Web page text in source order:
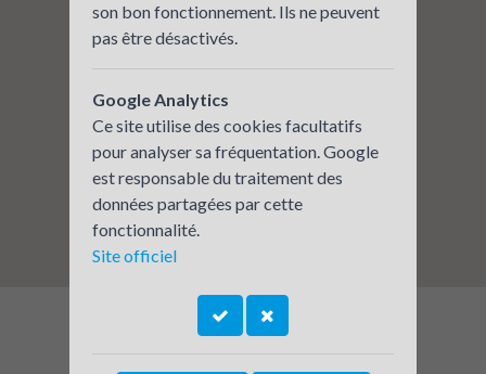
son bon fonctionnement. Ils ne peuvent
pas être désactivés.
Google Analytics
Ce site utilise des cookies facultatifs
pour analyser sa fréquentation. Google
est responsable du traitement des
données partagées par cette
fonctionnalité.
Site officiel